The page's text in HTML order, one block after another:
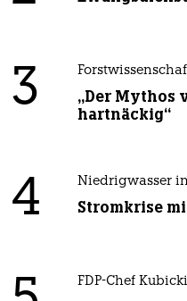
3
„Der Mythos
hartnäckig“
4 Niedrigwasser
Stromkrise
FDP-Chef